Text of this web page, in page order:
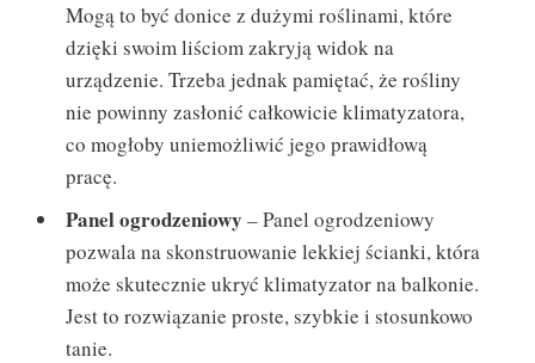
Mogą to być donice z dużymi roślinami, które
dzięki swoim liściom zakryją widok na
urządzenie. Trzeba jednak pamiętać, że rośliny
nie powinny zasłonić całkowicie klimatyzatora,
co mogłoby uniemożliwić jego prawidłową
pracę.
Panel ogrodzeniowy – Panel ogrodzeniowy
pozwala na skonstruowanie lekkiej ścianki, która
może skutecznie ukryć klimatyzator na balkonie.
Jest to rozwiązanie proste, szybkie i stosunkowo
tanie.